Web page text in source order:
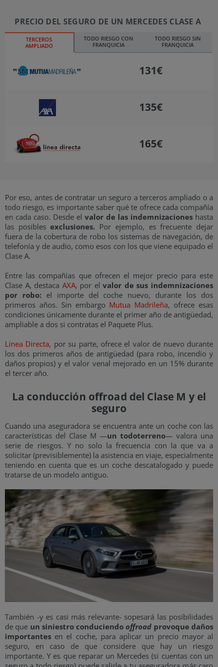
PRECIO DEL SEGURO DE UN MERCEDES CLASE A
TERCEROS
AMPLIADO
TODO RIESGO CON
FRANQUICIA
TODO RIESGO SIN
FRANQUICIA
131€
135€
165€
Por eso, antes de contratar un seguro a terceros ampliado o a
todo riesgo, es importante saber qué te ofrece cada compañía
en cada caso. Desde el valor de las indemnizaciones hasta
las posiblesexclusiones. Por ejemplo, es frecuente dejar
fuera de la cobertura de robo los sistemas de navegación, de
telefonía y de audio, como esos con los que viene equipado el
Clase A.
Entre las compañías que ofrecen el mejor precio para este
Clase A, destaca AXA, por elvalor de sus indemnizaciones
por robo: el importe del coche nuevo, durante los dos
primeros años. Sin embargo Mutua Madrileña, ofrece esas
condiciones únicamente durante el primer año de antigüedad,
ampliable a dos si contratas el Paquete Plus.
Línea Directa, por su parte, ofrece el valor de nuevo durante
los dos primeros años de antigüedad (para robo, incendio y
daños propios) y el valor venal mejorado en un 15% durante
el tercer año.
La conducción offroad del Clase M y el
seguro
Cuando una aseguradora se encuentra ante un coche con las
características del Clase M —un todoterreno— valora una
serie de riesgos. Y no solo la frecuencia con la que va a
solicitar (previsiblemente) la asistencia en viaje, especialmente
teniendo en cuenta que es un coche descatalogado y puede
tratarse de un modelo antiguo.
También -y es casi más relevante- sopesará las posibilidades
de que un siniestro conduciendooffroad provoque daños
importantes en el coche, para aplicar un precio mayor al
seguro, en caso de que considere que hay un riesgo
importante. Y es que reparar un Mercedes (si cuentas con un